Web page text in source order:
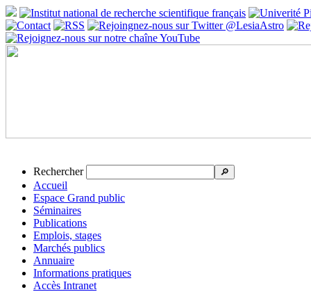
Rechercher 🔎
Accueil
Espace Grand public
Séminaires
Publications
Emplois, stages
Marchés publics
Annuaire
Informations pratiques
Accès Intranet